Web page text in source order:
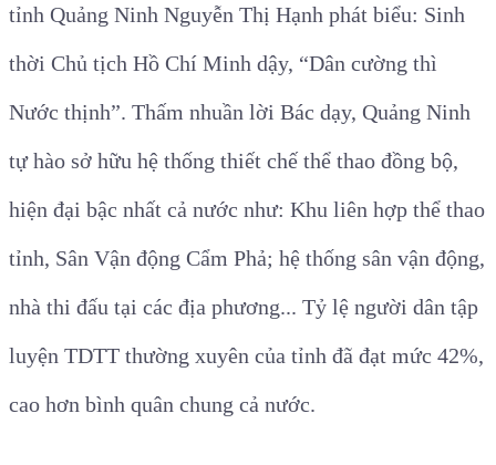
tỉnh Quảng Ninh Nguyễn Thị Hạnh phát biểu: Sinh
thời Chủ tịch Hồ Chí Minh dậy, “Dân cường thì
Nước thịnh”. Thấm nhuần lời Bác dạy, Quảng Ninh
tự hào sở hữu hệ thống thiết chế thể thao đồng bộ,
hiện đại bậc nhất cả nước như: Khu liên hợp thể thao
tỉnh, Sân Vận động Cẩm Phả; hệ thống sân vận động,
nhà thi đấu tại các địa phương... Tỷ lệ người dân tập
luyện TDTT thường xuyên của tỉnh đã đạt mức 42%,
cao hơn bình quân chung cả nước.